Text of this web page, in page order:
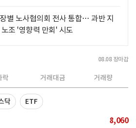
별 노사협의회 전사 통합… 과반 지
조 '영향력 만회' 시도
08.08 장마감
락 거래대금 거래량
닥 ETF
8,060